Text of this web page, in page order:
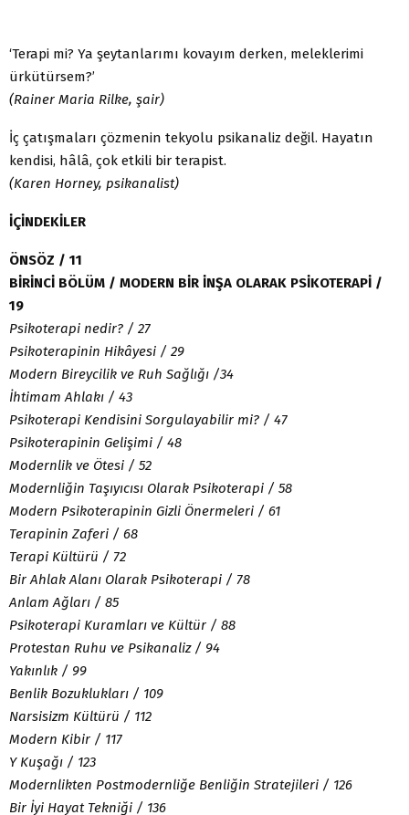
‘Terapi mi? Ya şeytanlarımı kovayım derken, meleklerimi
ürkütürsem?’
(Rainer Maria Rilke, şair)
İç çatışmaları çözmenin tekyolu psikanaliz değil. Hayatın
kendisi, hâlâ, çok etkili bir terapist.
(Karen Horney, psikanalist)
İÇİNDEKİLER
ÖNSÖZ / 11
BİRİNCİ BÖLÜM / MODERN BİR İNŞA OLARAK PSİKOTERAPİ /
19
Psikoterapi nedir? / 27
Psikoterapinin Hikâyesi / 29
Modern Bireycilik ve Ruh Sağlığı /34
İhtimam Ahlakı / 43
Psikoterapi Kendisini Sorgulayabilir mi? / 47
Psikoterapinin Gelişimi / 48
Modernlik ve Ötesi / 52
Modernliğin Taşıyıcısı Olarak Psikoterapi / 58
Modern Psikoterapinin Gizli Önermeleri / 61
Terapinin Zaferi / 68
Terapi Kültürü / 72
Bir Ahlak Alanı Olarak Psikoterapi / 78
Anlam Ağları / 85
Psikoterapi Kuramları ve Kültür / 88
Protestan Ruhu ve Psikanaliz / 94
Yakınlık / 99
Benlik Bozuklukları / 109
Narsisizm Kültürü / 112
Modern Kibir / 117
Y Kuşağı / 123
Modernlikten Postmodernliğe Benliğin Stratejileri / 126
Bir İyi Hayat Tekniği / 136